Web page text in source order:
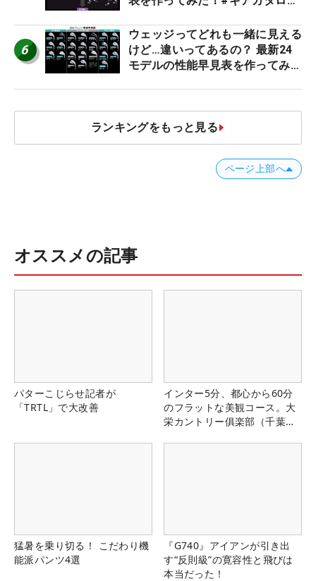
6
ウェッジってどれも一緒に見える
けど…違いってあるの？ 最新24
モデルの性能早見表を作ってみ
ランキングをもっと見る
ページ上部へ
オススメの記事
パターこじらせ記者が
「TRTL」で大改善
インター5分、都心から60分
のフラットな美観コース。大
栄カントリー俱楽部（千葉
猛暑を乗り切る！ こだわり機
能派パンツ4選
『G740』アイアンが引き出
す“反則級”の寛容性と飛びは
本当だった！